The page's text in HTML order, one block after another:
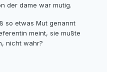
der dame war mutig.
so etwas Mut genannt
meint, sie mußte
nicht wahr?